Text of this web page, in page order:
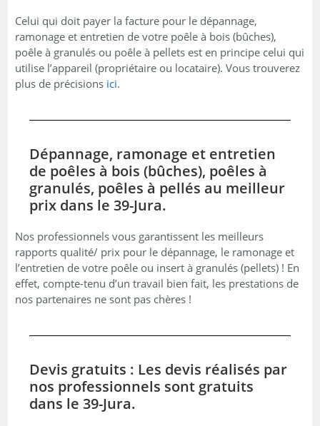
Celui qui doit payer la facture pour le dépannage,
ramonage et entretien de votre poêle à bois (bûches),
poêle à granulés ou poêle à pellets est en principe celui qui
utilise l’appareil (propriétaire ou locataire). Vous trouverez
plus de précisions ici.
Dépannage, ramonage et entretien
de poêles à bois (bûches), poêles à
granulés, poêles à pellés au meilleur
prix dans le 39-Jura.
Nos professionnels vous garantissent les meilleurs
rapports qualité/ prix pour le dépannage, le ramonage et
l’entretien de votre poêle ou insert à granulés (pellets) ! En
effet, compte-tenu d’un travail bien fait, les prestations de
nos partenaires ne sont pas chères !
Devis gratuits : Les devis réalisés par
nos professionnels sont gratuits
dans le 39-Jura.